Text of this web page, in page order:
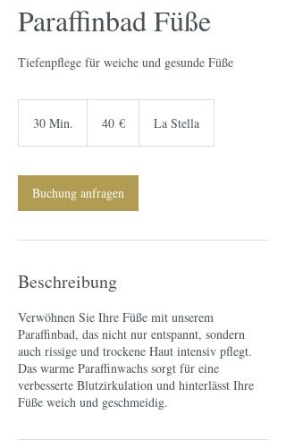
Paraffinbad Füße
Tiefenpflege für weiche und gesunde Füße
30 Min.
i
n
.
40 € La Stella
Buchung anfragen
Beschreibung
Verwöhnen Sie Ihre Füße mit unserem
Paraffinbad, das nicht nur entspannt, sondern
auch rissige und trockene Haut intensiv pflegt.
Das warme Paraffinwachs sorgt für eine
verbesserte Blutzirkulation und hinterlässt Ihre
Füße weich und geschmeidig.